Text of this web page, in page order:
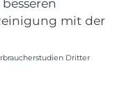
mit der
Dritter
Lieferung8/9/26
Lieferung8/10/26